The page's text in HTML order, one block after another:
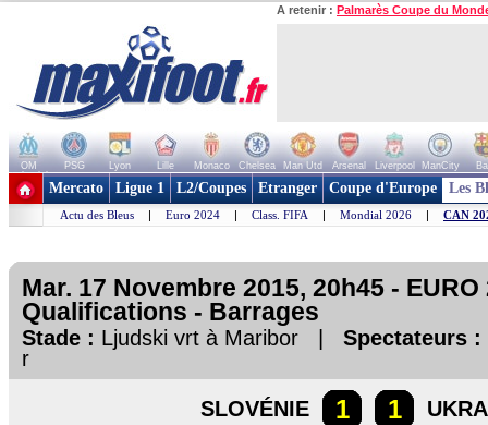
A retenir : Palmarès Coupe du
OM PSG Lyon Lille Monaco Chelsea Man Utd Arsenal Liverpool ManCity
+ de clubs
Mercato Ligue 1 L2/Coupes Etranger Coupe d'Europe Les
Actu des Bleus | Euro 2024 | Class. FIFA | Mondial 2026 | CAN
Mar. 17 Novembre 2015, 20h45 - EURO
Qualifications - Barrages
Stade : Ljudski vrt à Maribor | Spectateurs :
r
SLOVÉNIE 1 1